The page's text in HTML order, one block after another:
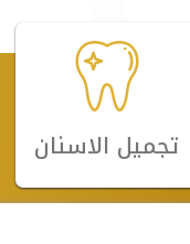
تجميل الاسنان